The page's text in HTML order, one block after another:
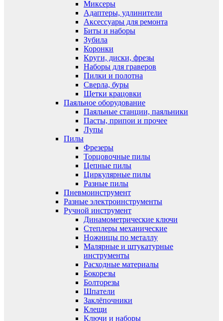
Миксеры
Адаптеры, удлинители
Аксессуары для ремонта
Биты и наборы
Зубила
Коронки
Круги, диски, фрезы
Наборы для граверов
Пилки и полотна
Сверла, буры
Щетки крацовки
Паяльное оборудование
Паяльные станции, паяльники
Пасты, припои и прочее
Лупы
Пилы
Фрезеры
Торцовочные пилы
Цепные пилы
Циркулярные пилы
Разные пилы
Пневмоинструмент
Разные электроинструменты
Ручной инструмент
Динамометрические ключи
Степлеры механические
Ножницы по металлу
Малярные и штукатурные
инструменты
Расходные материалы
Бокорезы
Болторезы
Шпатели
Заклёпочники
Клещи
Ключи и наборы